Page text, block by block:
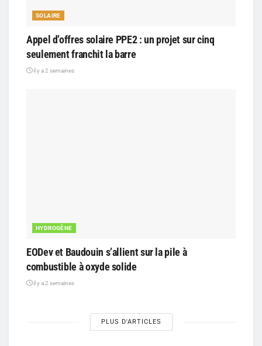
SOLAIRE
Appel d’offres solaire PPE2 : un projet sur cinq
seulement franchit la barre
il y a 2 semaines
HYDROGÈNE
EODev et Baudouin s’allient sur la pile à
combustible à oxyde solide
il y a 2 semaines
PLUS D'ARTICLES